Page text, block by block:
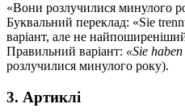
«Вони розлучилися минулого
Буквальний переклад: «Sie
варіант, але не
Правильний варіант: «Sie
розлучилися минулого року).
3. Артиклі